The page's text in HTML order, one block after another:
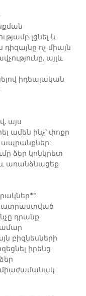
լցնել և
ոչ միայն
այլև
իդեալական
այս
ամեն ինչ՝ փոքր
ապրանքներ:
ձեր կոնկրետ
առանձնացեք
պատրաստված
դրանք
բիզնեսների
իրենց
միաժամանակ